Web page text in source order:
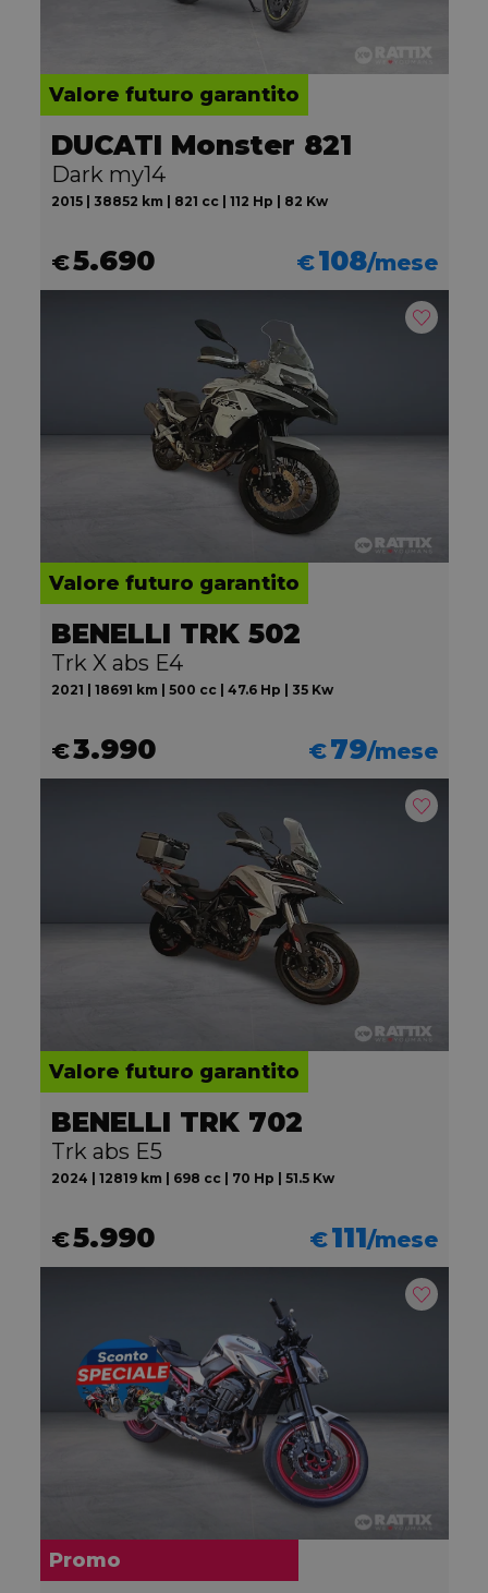
Valore futuro garantito
DUCATI Monster 821
Dark my14
2015 | 38852 km | 821 cc | 112 Hp | 82 Kw
€5.690 €108/mese
Valore futuro garantito
BENELLI TRK 502
Trk X abs E4
2021 | 18691 km | 500 cc | 47.6 Hp | 35 Kw
€3.990 €79/mese
Valore futuro garantito
BENELLI TRK 702
Trk abs E5
2024 | 12819 km | 698 cc | 70 Hp | 51.5 Kw
€5.990 €111/mese
Promo